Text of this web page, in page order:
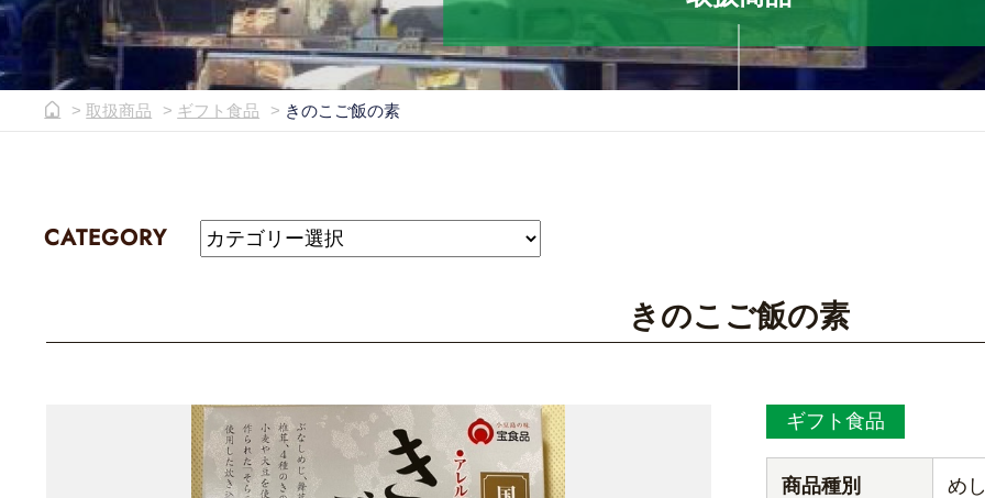
取扱商品 ギフト食品 きのこご飯の素
CATEGORY
きのこご飯の素
ギフト食品
商品種別 め